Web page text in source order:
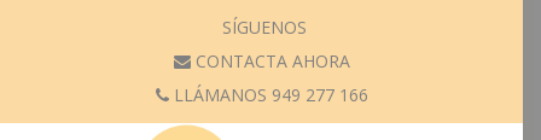
SÍGUENOS
CONTACTA AHORA
LLÁMANOS 949 277 166